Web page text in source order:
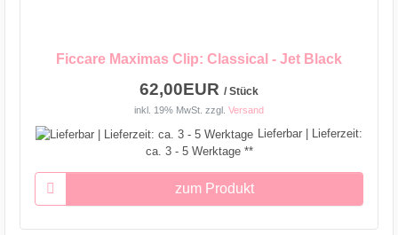
Ficcare Maximas Clip: Classical - Jet Black
62,00EUR / Stück
inkl. 19% MwSt. zzgl. Versand
Lieferbar | Lieferzeit:
ca. 3 - 5 Werktage **
zum Produkt